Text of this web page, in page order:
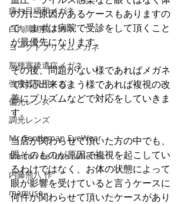
疲れ目緩和メガネ
白内障術後メガネ
ヨークトプリズムメガネ
脳梗塞後遺症メガネ
強度近視用メガネ
偏光レンズ
調光レンズ
Mr.Gentleman EyeWear
Maison de luxe Lunettes
内藤熊八 作
mamuse
の方に原因があるケースもありますの
で、まずは病院で受診をして頂くこと
が最優先になります。
その後、問題がない様であればメガネ
で対応出来るよう様であれば複視の改
善にプリズムなどで対応をしていきま
す。
当店が関わらせて頂いた方の中でも、
眼そのものが原因で複視を起こしてい
るわけではなく、お体の状態によって
眼が影響を受けていると言うケースに
何件か関わらせて頂いたケースがあり